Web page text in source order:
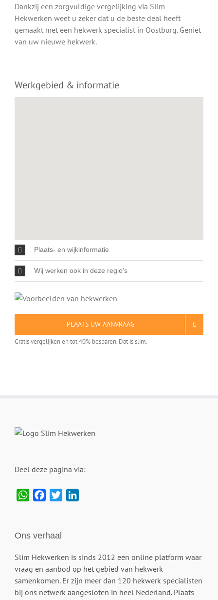
Dankzij een zorgvuldige vergelijking via Slim
Hekwerken weet u zeker dat u de beste deal heeft
gemaakt met een hekwerk specialist in Oostburg. Geniet
van uw nieuwe hekwerk.
Werkgebied & informatie
Plaats- en wijkinformatie
Wij werken ook in deze regio's
PLAATS UW AANVRAAG
Gratis vergelijken en tot 40% besparen. Dat is slim.
Deel deze pagina via:
WhatsAppFacebook
Twitter
Ons verhaal
Slim Hekwerken is sinds 2012 een online platform waar
vraag en aanbod op het gebied van hekwerk
samenkomen. Er zijn meer dan 120 hekwerk specialisten
bij ons netwerk aangesloten in heel Nederland. Plaats